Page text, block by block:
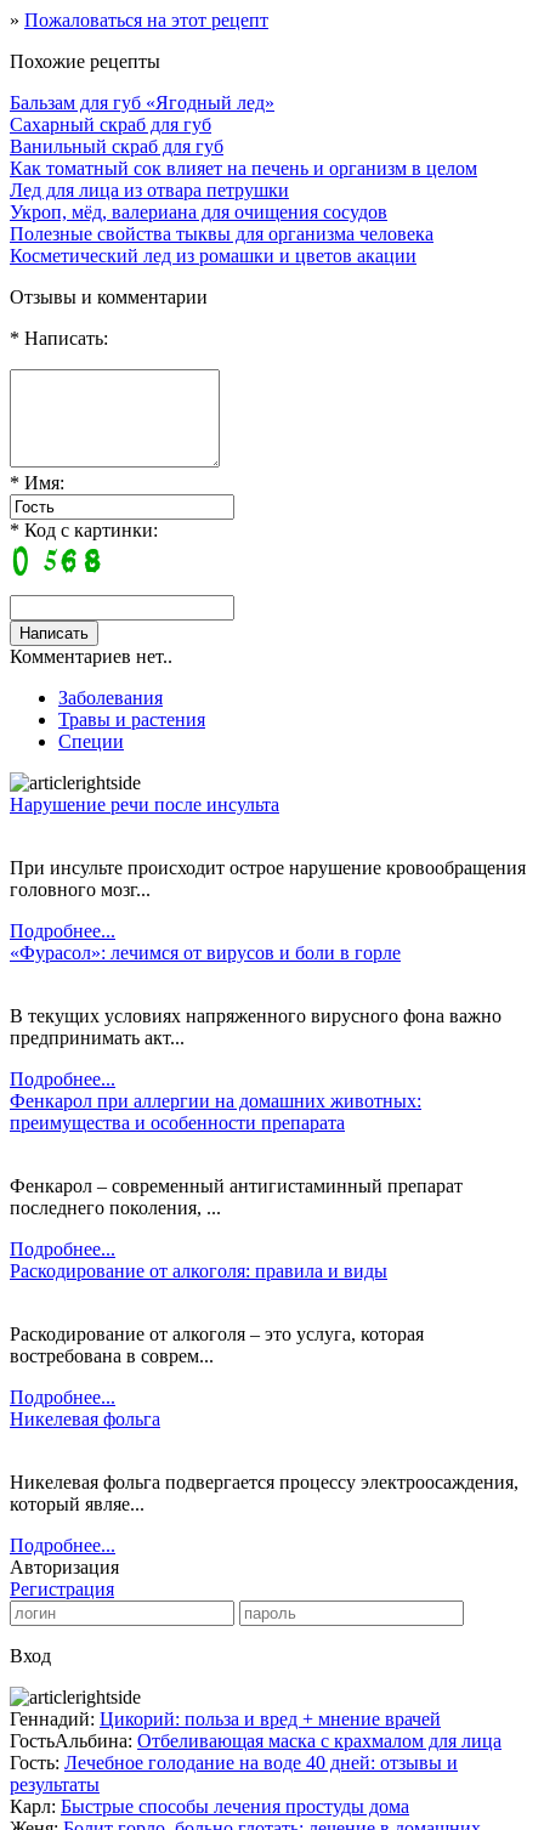
» Пожаловаться на этот рецепт
Похожие рецепты
Бальзам для губ «Ягодный лед»
Сахарный скраб для губ
Ванильный скраб для губ
Как томатный сок влияет на печень и организм в целом
Лед для лица из отвара петрушки
Укроп, мёд, валериана для очищения сосудов
Полезные свойства тыквы для организма человека
Косметический лед из ромашки и цветов акации
Отзывы и комментарии
* Написать:
* Имя:
* Код с картинки:
Комментариев нет..
Заболевания
Травы и растения
Специи
Нарушение речи после инсульта
При инсульте происходит острое нарушение кровообращения
головного мозг...
Подробнее...
«Фурасол»: лечимся от вирусов и боли в горле
В текущих условиях напряженного вирусного фона важно
предпринимать акт...
Подробнее...
Фенкарол при аллергии на домашних животных:
преимущества и особенности препарата
Фенкарол – современный антигистаминный препарат
последнего поколения, ...
Подробнее...
Раскодирование от алкоголя: правила и виды
Раскодирование от алкоголя – это услуга, которая
востребована в соврем...
Подробнее...
Никелевая фольга
Никелевая фольга подвергается процессу электроосаждения,
который являе...
Подробнее...
Авторизация
Регистрация
Вход
Геннадий: Цикорий: польза и вред + мнение врачей
ГостьАльбина: Отбеливающая маска с крахмалом для лица
Гость: Лечебное голодание на воде 40 дней: отзывы и
результаты
Карл: Быстрые способы лечения простуды дома